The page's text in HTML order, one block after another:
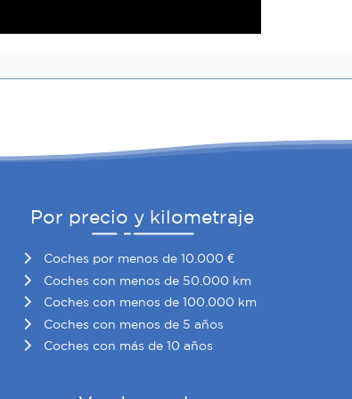
Por precio y kilometraje
Coches por menos de 10.000 €
Coches con menos de 50.000 km
Coches con menos de 100.000 km
Coches con menos de 5 años
Coches con más de 10 años